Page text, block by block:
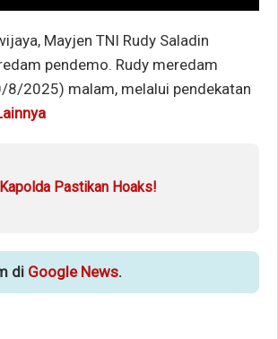
Mayjen TNI Rudy Saladin
pendemo. Rudy meredam
8/2025) malam, melalui pendekatan
Pastikan Hoaks!
di Google News.